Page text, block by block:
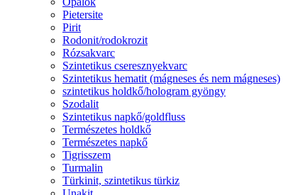
Pietersite
Pirit
Rodonit/rodokrozit
Rózsakvarc
Szintetikus cseresznyekvarc
Szintetikus hematit (mágneses és nem mágneses)
szintetikus holdkő/hologram gyöngy
Szodalit
Szintetikus napkő/goldfluss
Természetes holdkő
Természetes napkő
Tigrisszem
Turmalin
Türkinit, szintetikus türkiz